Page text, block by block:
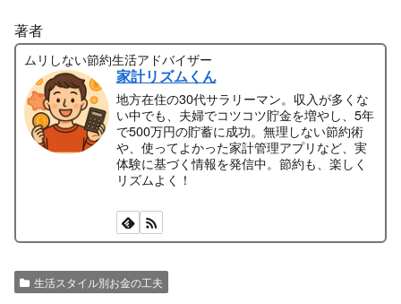
著者
ムリしない節約生活アドバイザー
家計リズムくん
地方在住の30代サラリーマン。収入が多くな
い中でも、夫婦でコツコツ貯金を増やし、5年
で500万円の貯蓄に成功。無理しない節約術
や、使ってよかった家計管理アプリなど、実
体験に基づく情報を発信中。節約も、楽しく
リズムよく！
生活スタイル別お金の工夫